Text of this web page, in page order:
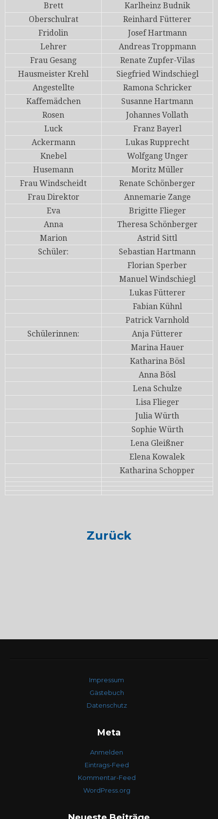
Brett
Karlheinz Budnik
Oberschulrat
Reinhard Fütterer
Fridolin
Josef Hartmann
Lehrer
Andreas Troppmann
Frau Gesang
Renate Zupfer-Vilas
Hausmeister Krehl
Siegfried Windschiegl
Angestellte
Ramona Schricker
Kaffemädchen
Susanne Hartmann
Rosen
Johannes Vollath
Luck
Franz Bayerl
Ackermann
Lukas Rupprecht
Knebel
Wolfgang Unger
Husemann
Moritz Müller
Frau Windscheidt
Renate Schönberger
Frau Direktor
Annemarie Zange
Eva
Brigitte Flieger
Anna
Theresa Schönberger
Marion
Astrid Sittl
Schüler:
Sebastian Hartmann
Florian Sperber
Manuel Windschiegl
Lukas Fütterer
Fabian Kühnl
Patrick Varnhold
Schülerinnen:
Anja Fütterer
Marina Hauer
Katharina Bösl
Anna Bösl
Lena Schulze
Lisa Flieger
Julia Würth
Sophie Würth
Lena Gleißner
Elena Kowalek
Katharina Schopper
Zurück
Impressum
Gästebuch
Datenschutz
Meta
Anmelden
Eintrags-Feed
Kommentar-Feed
WordPress.org